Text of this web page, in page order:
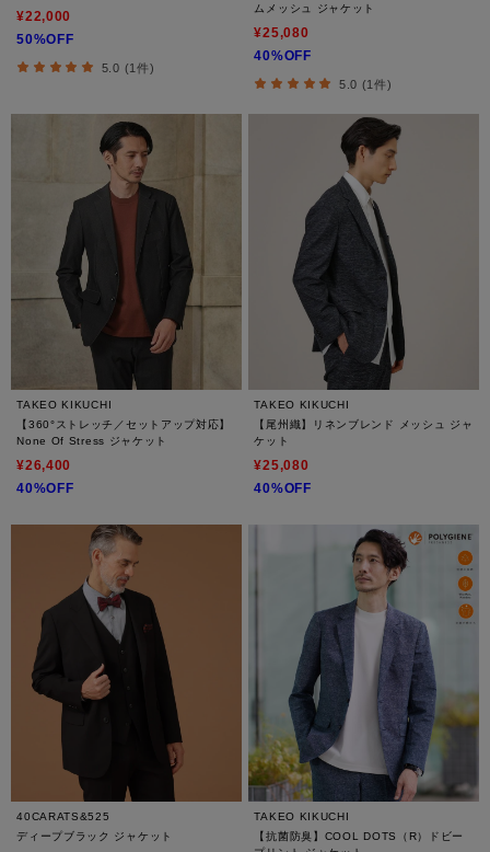
¥22,000
50%OFF
5.0 (1件)
ムメッシュ ジャケット
¥25,080
40%OFF
5.0 (1件)
TAKEO KIKUCHI
【360°ストレッチ／セットアップ対応】
None Of Stress ジャケット
¥26,400
40%OFF
TAKEO KIKUCHI
【尾州織】リネンブレンド メッシュ ジャ
ケット
¥25,080
40%OFF
40CARATS&525
ディープブラック ジャケット
TAKEO KIKUCHI
【抗菌防臭】COOL DOTS（R）ドビー